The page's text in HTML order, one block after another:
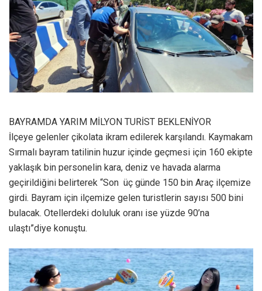
BAYRAMDA YARIM MİLYON TURİST BEKLENİYOR
İlçeye gelenler çikolata ikram edilerek karşılandı. Kaymakam
Sırmalı bayram tatilinin huzur içinde geçmesi için 160 ekipte
yaklaşık bin personelin kara, deniz ve havada alarma
geçirildiğini belirterek “Son üç günde 150 bin Araç ilçemize
girdi. Bayram için ilçemize gelen turistlerin sayısı 500 bini
bulacak. Otellerdeki doluluk oranı ise yüzde 90’na
ulaştı”diye konuştu.